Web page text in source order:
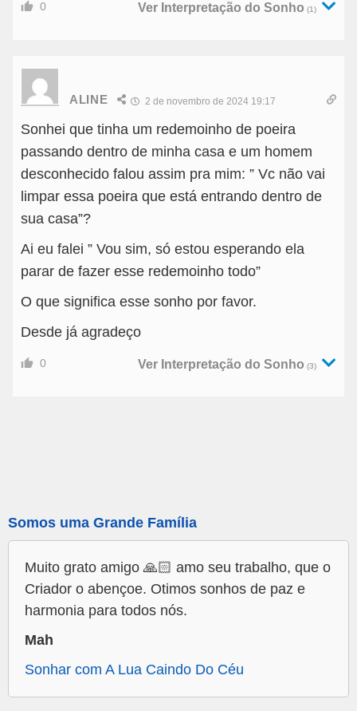
0 Ver Interpretação do Sonho (1)
ALINE 2 de novembro de 2024 19:17
Sonhei que tinha um redemoinho de poeira
passando dentro de minha casa e um homem
desconhecido falou assim pra mim: ” Vc não vai
limpar essa poeira que está entrando dentro de
sua casa”?
Ai eu falei ” Vou sim, só estou esperando ela
parar de fazer esse redemoinho todo”
O que significa esse sonho por favor.
Desde já agradeço
0 Ver Interpretação do Sonho (3)
Somos uma Grande Família
Muito grato amigo 🙏🏻 amo seu trabalho, que o
Criador o abençoe. Otimos sonhos de paz e
harmonia para todos nós.
Mah
Sonhar com A Lua Caindo Do Céu